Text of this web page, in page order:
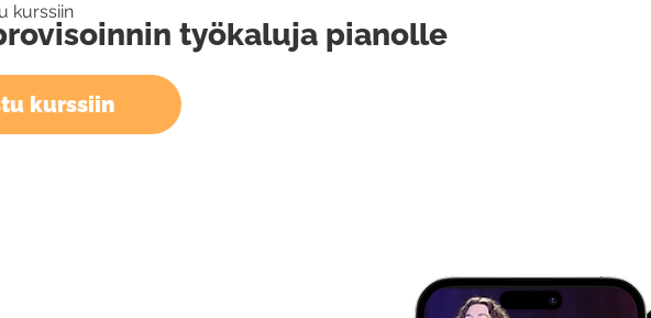
kurssiin
työkaluja pianolle
kurssiin